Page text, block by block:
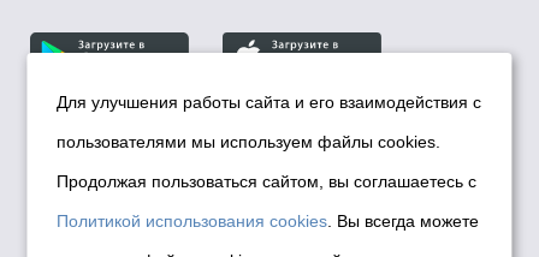
© Департамент информационной политики мэрии
города Новосибирска, 2026
Политика использования Cookies
Для улучшения работы сайта и его взаимодействия с
пользователями мы используем файлы cookies.
Продолжая пользоваться сайтом, вы соглашаетесь с
Политикой использования cookies . Вы всегда можете